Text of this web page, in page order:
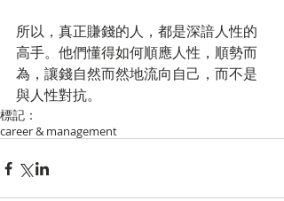
所以，真正賺錢的人，都是深諳人性的
高手。他們懂得如何順應人性，順勢而
為，讓錢自然而然地流向自己，而不是
與人性對抗。
標記：
career & management